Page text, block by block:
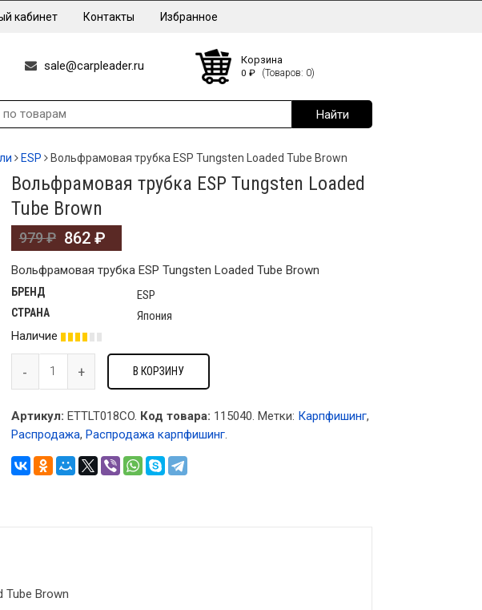
кабинет Контакты Избранное
sale@carpleader.ru Корзина
0 ₽ (Товаров: 0)
ESP Вольфрамовая трубка ESP Tungsten Loaded Tube Brown
Вольфрамовая трубка ESP Tungsten Loaded
Tube Brown
979₽ 862 ₽
Вольфрамовая трубка ESP Tungsten Loaded Tube Brown
БРЕНД ESP
СТРАНА
Япония
Наличие
В КОРЗИНУ
Артикул: ETTLT018CO. Код товара: 115040. Метки: Карпфишинг,
Распродажа, Распродажа карпфишинг.
Tube Brown